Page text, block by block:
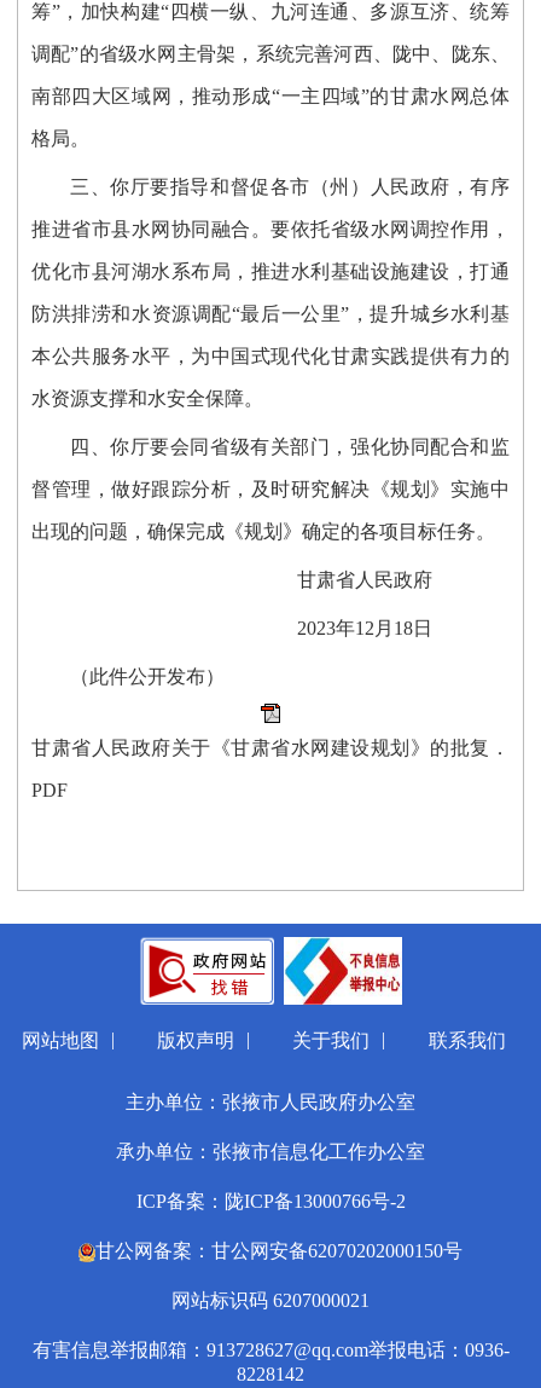
筹”，加快构建“四横一纵、九河连通、多源互济、统筹
调配”的省级水网主骨架，系统完善河西、陇中、陇东、
南部四大区域网，推动形成“一主四域”的甘肃水网总体
格局。
三、你厅要指导和督促各市（州）人民政府，有序
推进省市县水网协同融合。要依托省级水网调控作用，
优化市县河湖水系布局，推进水利基础设施建设，打通
防洪排涝和水资源调配“最后一公里”，提升城乡水利基
本公共服务水平，为中国式现代化甘肃实践提供有力的
水资源支撑和水安全保障。
四、你厅要会同省级有关部门，强化协同配合和监
督管理，做好跟踪分析，及时研究解决《规划》实施中
出现的问题，确保完成《规划》确定的各项目标任务。
甘肃省人民政府
2023年12月18日
（此件公开发布）
甘肃省人民政府关于《甘肃省水网建设规划》的批复．
PDF
网站地图 | 版权声明 | 关于我们 | 联系我们
主办单位：张掖市人民政府办公室
承办单位：张掖市信息化工作办公室
ICP备案：陇ICP备13000766号-2
甘公网备案：甘公网安备62070202000150号
网站标识码 6207000021
有害信息举报邮箱：913728627@qq.com举报电话：0936-
8228142